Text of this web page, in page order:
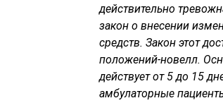
действительно
закон о внесении
средств. Закон этот
положений-новелл.
действует от 5 до 15
амбулаторные